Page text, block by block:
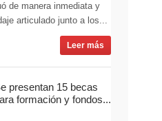
de manera inmediata y
articulado junto a los...
Leer más
presentan 15 becas
formación y fondos...